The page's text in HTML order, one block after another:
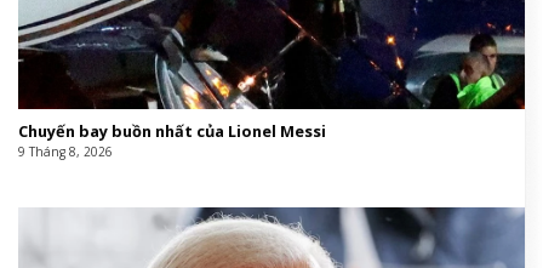
Chuyến bay buồn nhất của Lionel Messi
9 Tháng 8, 2026